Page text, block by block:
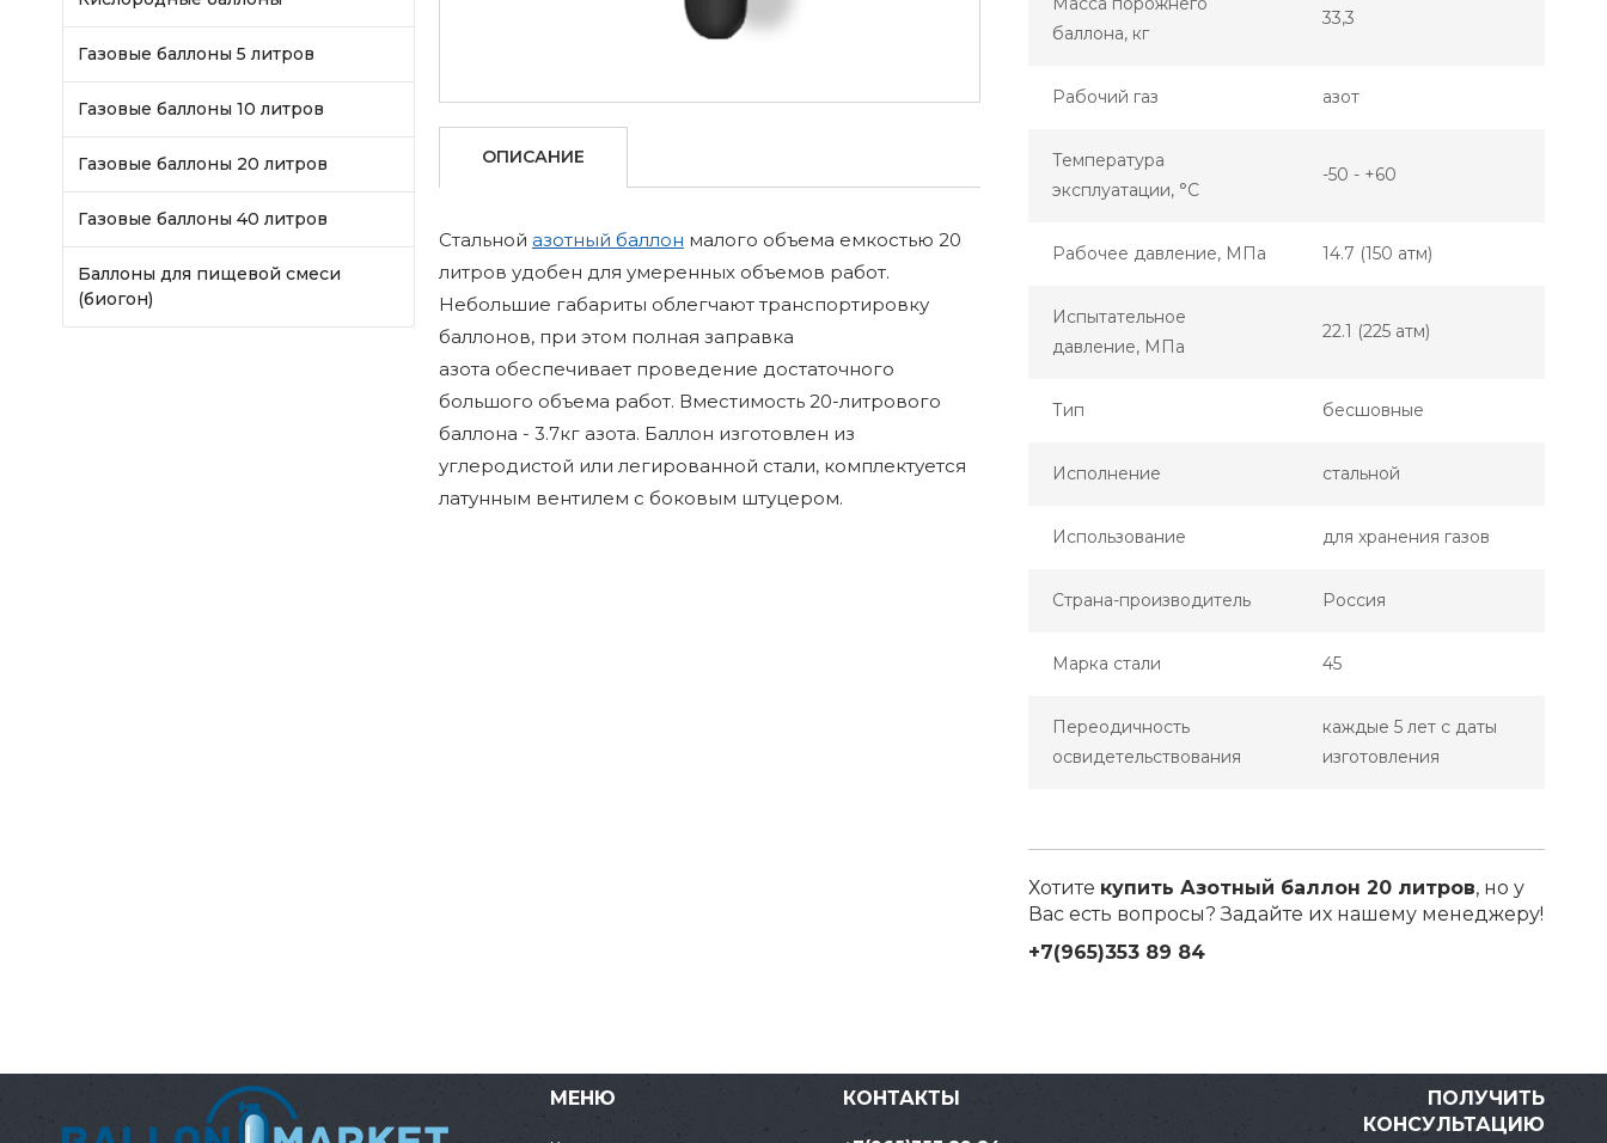
Газовые баллоны 5 литров
Газовые баллоны 10 литров
Газовые баллоны 20 литров
Газовые баллоны 40 литров
Баллоны для пищевой смеси
(биогон)
ОПИСАНИЕ
Стальной азотный баллон малого объема емкостью 20
литров удобен для умеренных объемов работ.
Небольшие габариты облегчают транспортировку
баллонов, при этом полная заправка
азота обеспечивает проведение достаточного
большого объема работ. Вместимость 20-литрового
баллона - 3.7кг азота. Баллон изготовлен из
углеродистой или легированной стали, комплектуется
латунным вентилем с боковым штуцером.
баллона, кг
33,3
Рабочий газ азот
Температура
эксплуатации, °С
-50 - +60
Рабочее давление, МПа 14.7 (150 атм)
Испытательное
давление, МПа
22.1 (225 атм)
Тип бесшовные
Исполнение стальной
Использование для хранения газов
Страна-производитель Россия
Марка стали 45
Переодичность
освидетельствования
каждые 5 лет с даты
изготовления
Хотите купить Азотный баллон 20 литров, но у
Вас есть вопросы? Задайте их нашему менеджеру!
+7(965)353 89 84
МЕНЮ КОНТАКТЫ
ПОЛУЧИТЬ
КОНСУЛЬТАЦИЮ